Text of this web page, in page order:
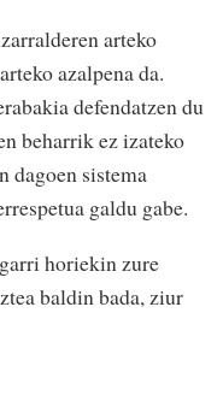
arteko
azalpena da.
defendatzen du
beharrik ez izateko
dagoen sistema
galdu gabe.
horiekin zure
baldin bada, ziur